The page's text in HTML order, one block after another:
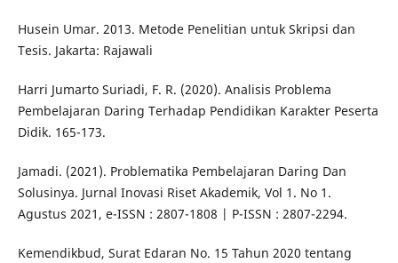
Husein Umar. 2013. Metode Penelitian untuk Skripsi dan
Tesis. Jakarta: Rajawali
Harri Jumarto Suriadi, F. R. (2020). Analisis Problema
Pembelajaran Daring Terhadap Pendidikan Karakter Peserta
Didik. 165-173.
Jamadi. (2021). Problematika Pembelajaran Daring Dan
Solusinya. Jurnal Inovasi Riset Akademik, Vol 1. No 1.
Agustus 2021, e-ISSN : 2807-1808 | P-ISSN : 2807-2294.
Kemendikbud, Surat Edaran No. 15 Tahun 2020 tentang